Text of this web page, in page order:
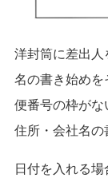
洋封筒に差出人
名の書き始めを
便番号の枠がな
住所・会社名の
日付を入れる